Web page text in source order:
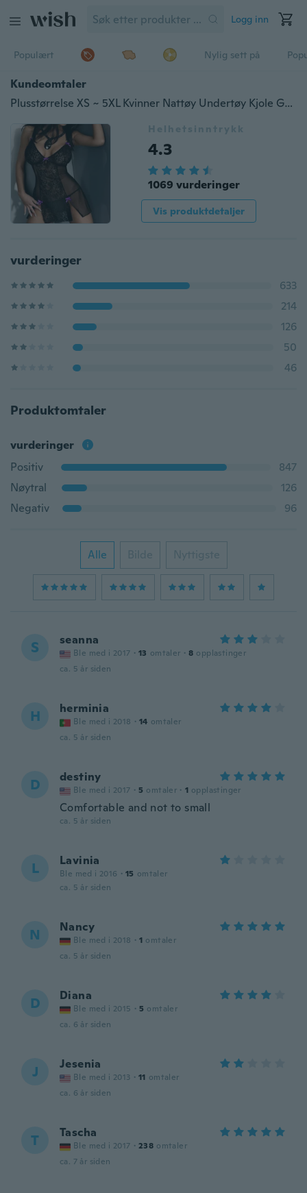
Logg inn
Populært Nylig sett på
Kundeomtaler
Plusstørrelse XS ~ 5XL Kvinner Nattøy Undertøy Kjole G-streng Undertøy Nattøy
Helhetsinntrykk
4.3
1069 vurderinger
Vis produktdetaljer
vurderinger
633
214
126
50
46
Produktomtaler
vurderinger
Positiv
847
Nøytral
126
Negativ
96
Alle Bilde Nyttigste
S seanna
Ble med i 2017 · 13 omtaler · 8 opplastinger
ca. 5 år siden
H herminia
Ble med i 2018 · 14 omtaler
ca. 5 år siden
D destiny
Ble med i 2017 · 5 omtaler · 1 opplastinger
Comfortable and not to small
ca. 5 år siden
L Lavinia
Ble med i 2016 · 15 omtaler
ca. 5 år siden
N Nancy
Ble med i 2018 · 1 omtaler
ca. 5 år siden
D Diana
Ble med i 2015 · 5 omtaler
ca. 6 år siden
J Jesenia
Ble med i 2013 · 11 omtaler
ca. 6 år siden
T Tascha
Ble med i 2017 · 238 omtaler
ca. 7 år siden